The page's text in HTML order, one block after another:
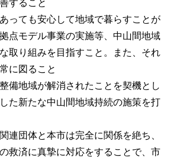
すること
っても安心して地域で暮らすことが
点モデル事業の実施等、中山間地域
取り組みを目指すこと。また、それ
に図ること
備地域が解消されたことを契機とし
た新たな中山間地域持続の施策を打
連団体と本市は完全に関係を絶ち、
救済に真摯に対応をすることで、市